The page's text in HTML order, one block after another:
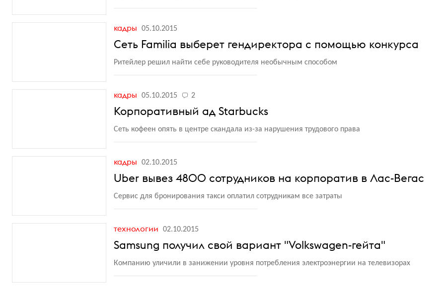
кадры 05.10.2015
Сеть Familia выберет гендиректора с помощью конкурса
Ритейлер решил найти себе руководителя необычным способом
кадры 05.10.2015 2
Корпоративный ад Starbucks
Сеть кофеен опять в центре скандала из-за нарушения трудового права
кадры 02.10.2015
Uber вывез 4800 сотрудников на корпоратив в Лас-Вегас
Сервис для бронирования такси оплатил сотрудникам все затраты
технологии 02.10.2015
Samsung получил свой вариант "Volkswagen-гейта"
Компанию уличили в занижении уровня потребления электроэнергии на телевизорах